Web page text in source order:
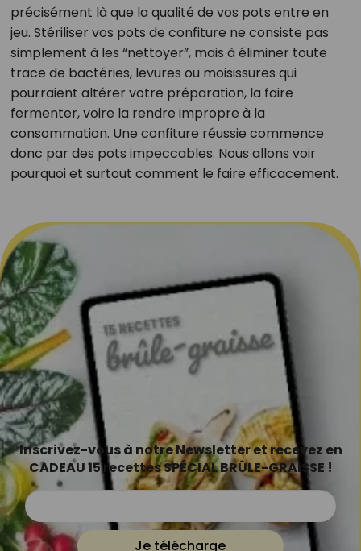
précisément là que la qualité de vos pots entre en
jeu. Stériliser vos pots de confiture ne consiste pas
simplement à les “nettoyer”, mais à éliminer toute
trace de bactéries, levures ou moisissures qui
pourraient altérer votre préparation, la faire
fermenter, voire la rendre impropre à la
consommation. Une confiture réussie commence
donc par des pots impeccables. Nous allons voir
pourquoi et surtout comment le faire efficacement.
Inscrivez-vous à notre Newsletter et recevez en
CADEAU 15 recettes SPÉCIAL BRÛLE-GRAISSE !
Je télécharge